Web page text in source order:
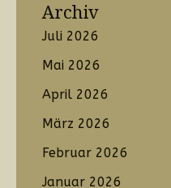
Archiv
Juli 2026
Mai 2026
April 2026
März 2026
Februar 2026
Januar 2026